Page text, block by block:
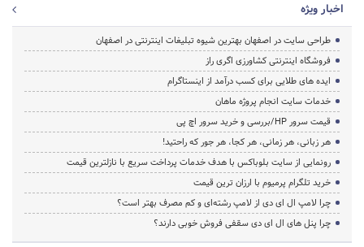
اخبار ویژه
طراحی سایت در اصفهان بهترین شیوه تبلیغات اینترنتی در اصفهان
فروشگاه اینترنتی کشاورزی اگری راز
ایده های طلایی برای کسب درآمد از اینستاگرام
خدمات سایت انجام پروژه ماهان
قیمت سرور HP/بررسی و خرید سرور اچ پی
هر زبانی، هر زمانی، هر کجا، هر جور که راحتید!
رونمایی از سایت بلوباکس با هدف خدمات پرداخت سریع با نازلترین قیمت
خرید تلگرام پرمیوم با ارزان ترین قیمت
چرا لامپ ال ای دی از لامپ رشته‌ای و کم مصرف بهتر است؟
چرا پنل های ال ای دی سقفی فروش خوبی دارند؟